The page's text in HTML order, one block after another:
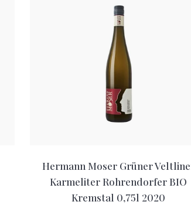
Hermann Moser Grüner
Karmeliter Rohrendorfer BIO
Kremstal 0,75l 2020